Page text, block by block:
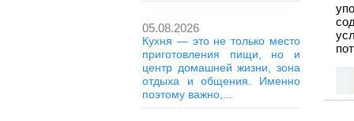
05.08.2026
Кухня — это не только место
приготовления пищи, но и
центр домашней жизни, зона
отдыха и общения. Именно
поэтому важно,...